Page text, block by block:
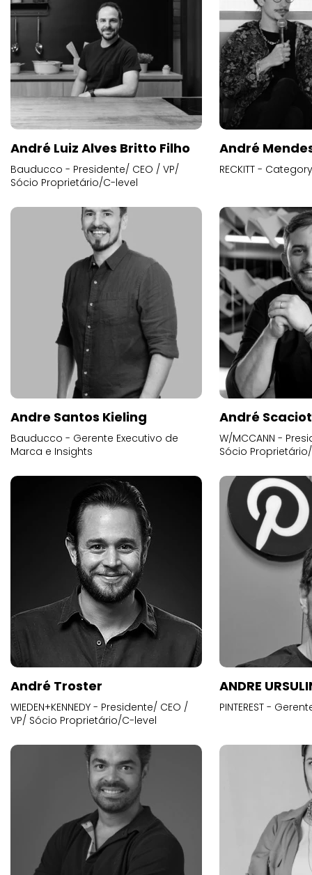
André Luiz Alves Britto Filho
Bauducco - Presidente/ CEO / VP/
Sócio Proprietário/C-level
André
RECKITT -
Andre Santos Kieling
Bauducco - Gerente Executivo de
Marca e Insights
André
W/MCCANN -
Sócio
André Troster
WIEDEN+KENNEDY - Presidente/ CEO /
VP/ Sócio Proprietário/C-level
ANDRE
PINTEREST -